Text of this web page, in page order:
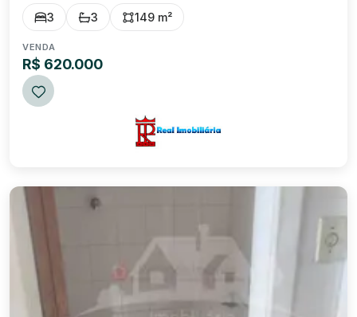
combinação perfeita de espaço e conforto. Uma suíte com
closet e sacada espaçosa, com linda vista para a serra e
3 3 149 m²
VENDA
R$ 620.000